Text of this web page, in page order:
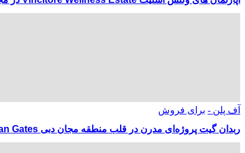
آف پلن - برای فروش
ربدان گیت پروژه‌ای مدرن در قلب منطقه مجان دبی Rabdan Gates